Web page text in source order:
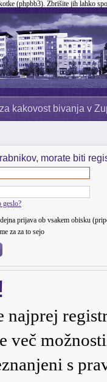
(phpbb3). Zbrišite jih lahko
kakovost bivanja v
morate biti
geslo?
prijava ob vsakem obisku
za za to sejo
najprej
več
s